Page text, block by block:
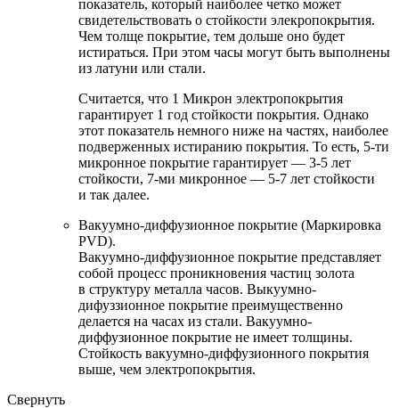
показатель, который наиболее четко может
свидетельствовать о стойкости элекропокрытия.
Чем толще покрытие, тем дольше оно будет
истираться. При этом часы могут быть выполнены
из латуни или стали.
Считается, что 1 Микрон электропокрытия
гарантирует 1 год стойкости покрытия. Однако
этот показатель немного ниже на частях, наиболее
подверженных истиранию покрытия. То есть, 5-ти
микронное покрытие гарантирует — 3-5 лет
стойкости, 7-ми микронное — 5-7 лет стойкости
и так далее.
Вакуумно-диффузионное покрытие (Маркировка
PVD).
Вакуумно-диффузионное покрытие представляет
собой процесс проникновения частиц золота
в структуру металла часов. Выкуумно-
дифуззионное покрытие преимущественно
делается на часах из стали. Вакуумно-
диффузионное покрытие не имеет толщины.
Стойкость вакуумно-диффузионного покрытия
выше, чем электропокрытия.
Свернуть